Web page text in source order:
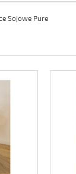
Sojowe Pure